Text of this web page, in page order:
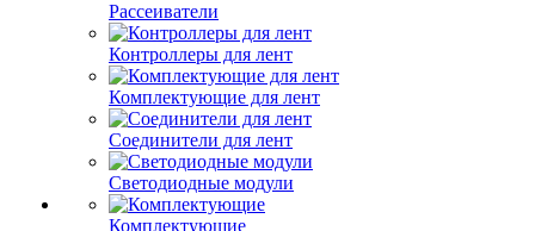
Рассеиватели
Контроллеры для лент
Комплектующие для лент
Соединители для лент
Светодиодные модули
Комплектующие